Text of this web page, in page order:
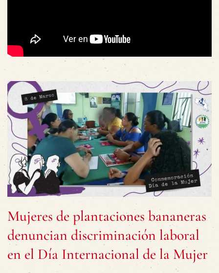
Mujeres de plantaciones bananeras
denuncian discriminación laboral
en el Día Internacional de la Mujer